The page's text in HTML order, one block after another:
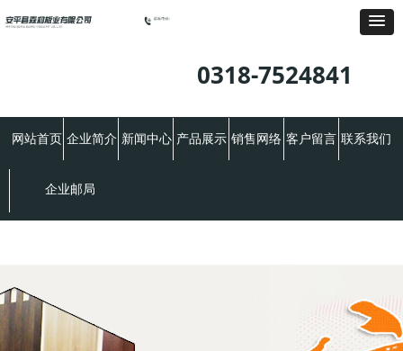
0318-7524841
网站首页 企业简介 新闻中心 产品展示 销售网络 客户留言 联系我们
企业邮局